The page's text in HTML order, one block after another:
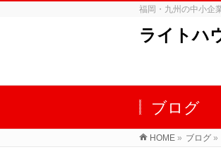
福岡・九州の中小企
ライトハ
ブログ
HOME » ブログ »